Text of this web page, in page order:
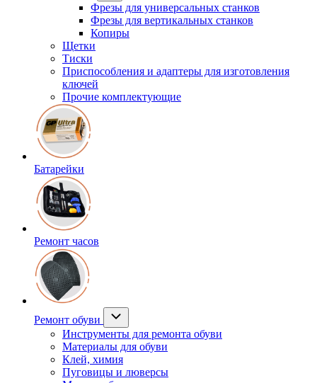
Фрезы для универсальных станков
Фрезы для вертикальных станков
Копиры
Щетки
Тиски
Приспособления и адаптеры для изготовления
ключей
Прочие комплектующие
Батарейки
Ремонт часов
Ремонт обуви
Инструменты для ремонта обуви
Материалы для обуви
Клей, химия
Пуговицы и люверсы